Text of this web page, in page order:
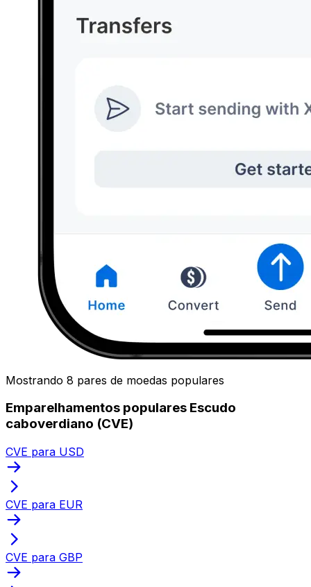
Mostrando 8 pares de moedas populares
Emparelhamentos populares Escudo
caboverdiano (CVE)
CVE para USD
CVE para EUR
CVE para GBP